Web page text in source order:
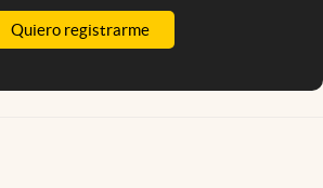
Quiero registrarme